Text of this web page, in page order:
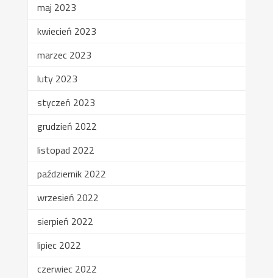
maj 2023
kwiecień 2023
marzec 2023
luty 2023
styczeń 2023
grudzień 2022
listopad 2022
październik 2022
wrzesień 2022
sierpień 2022
lipiec 2022
czerwiec 2022